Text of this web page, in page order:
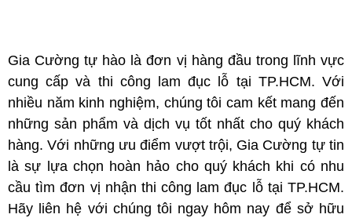
Gia Cường tự hào là đơn vị hàng đầu trong lĩnh vực
cung cấp và thi công lam đục lỗ tại TP.HCM. Với
nhiều năm kinh nghiệm, chúng tôi cam kết mang đến
những sản phẩm và dịch vụ tốt nhất cho quý khách
hàng. Với những ưu điểm vượt trội, Gia Cường tự tin
là sự lựa chọn hoàn hảo cho quý khách khi có nhu
cầu tìm đơn vị nhận thi công lam đục lỗ tại TP.HCM.
Hãy liên hệ với chúng tôi ngay hôm nay để sở hữu